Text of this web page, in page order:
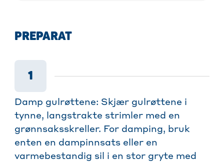
PREPARAT
1
Damp gulrøttene: Skjær gulrøttene i
tynne, langstrakte strimler med en
grønnsaksskreller. For damping, bruk
enten en dampinnsats eller en
varmebestandig sil i en stor gryte med